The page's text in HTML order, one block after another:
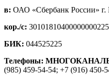
в: ОАО «Сбербанк России» г.
кор./с: 30101810400000000225
БИК: 044525225
Телефоны:
(985) 459-54-54; +7 (916) 450-